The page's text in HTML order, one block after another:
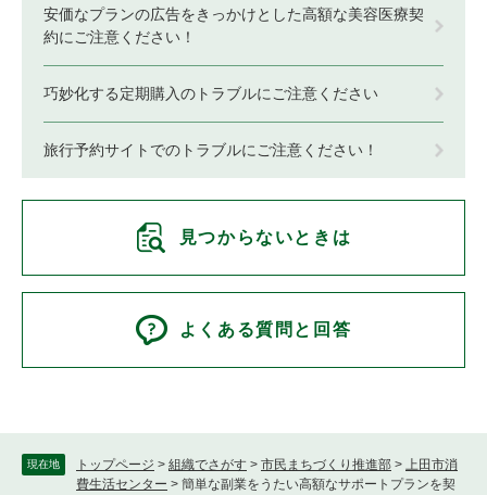
現在地 トップページ > 組織でさがす > 市民まちづくり推進部 > 上田市消
費生活センター > 簡単な副業をうたい高額なサポートプランを契
安価なプランの広告をきっかけとした高額な美容医療契
約にご注意ください！
巧妙化する定期購入のトラブルにご注意ください
旅行予約サイトでのトラブルにご注意ください！
見つからないときは
よくある質問と回答